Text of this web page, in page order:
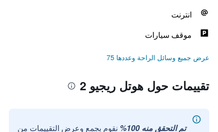
انترنت
موقف سيارات
عرض جميع وسائل الراحة وعددها 75
تقييمات حول هوتل ريجيو 2
تم التحقق منه 100% نقوم بجمع وعرض التقييمات من